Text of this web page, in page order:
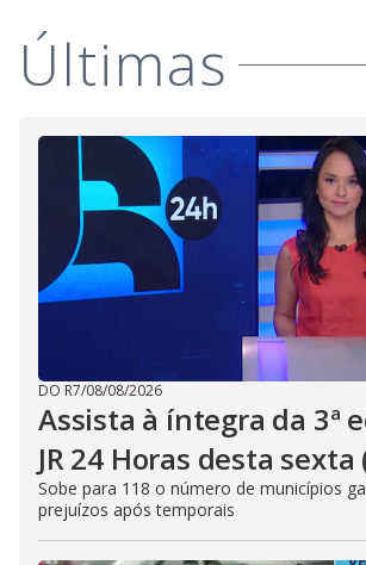
Últimas
DO R7/08/08/2026
Assista à íntegra da 3ª
JR 24 Horas desta sexta
Sobe para 118 o número de municípios
prejuízos após temporais